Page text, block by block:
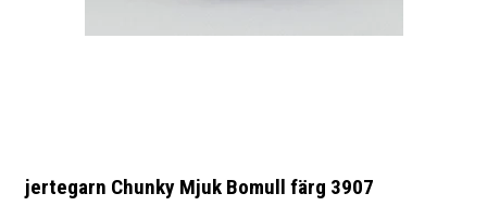
jertegarn Chunky Mjuk Bomull färg 3907